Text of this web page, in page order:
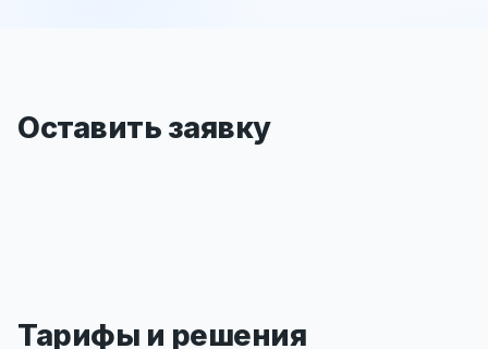
Оставить заявку
Тарифы и решения